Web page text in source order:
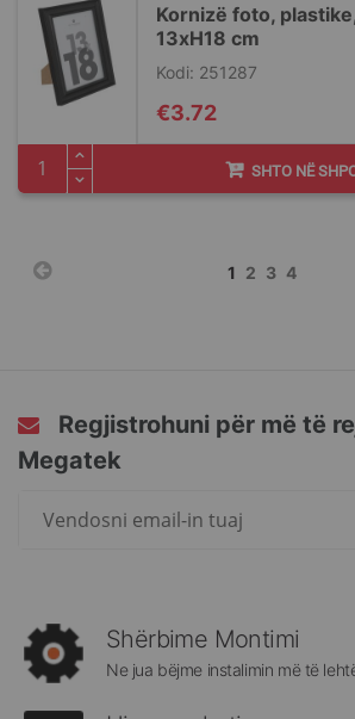
Kornizë foto,
13xH18 cm
Kodi: 251287
€3.72
SHTO NË
Faqja
You're
1 Faqja
2 Faqja
3 Faqja
4
Regjistrohuni për më të
Megatek
rreth
Megatek:
Shërbime Montimi
Ne jua bëjme instalimin më të